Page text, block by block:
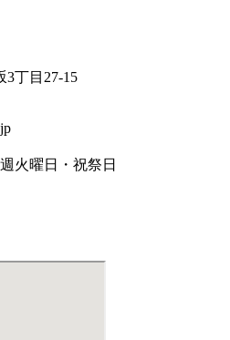
丁目27‐15
火曜日・祝祭日